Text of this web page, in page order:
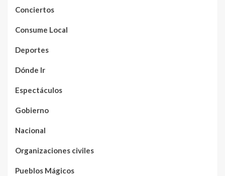
Conciertos
Consume Local
Deportes
Dónde Ir
Espectáculos
Gobierno
Nacional
Organizaciones civiles
Pueblos Mágicos